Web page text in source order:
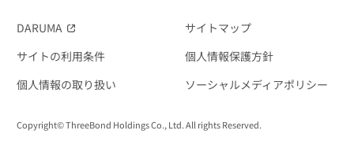
DARUMA
サイトマップ
サイトの利用条件
個人情報保護方針
個人情報の取り扱い
ソーシャルメディアポリシー
Copyright© ThreeBond Holdings Co., Ltd. All rights Reserved.